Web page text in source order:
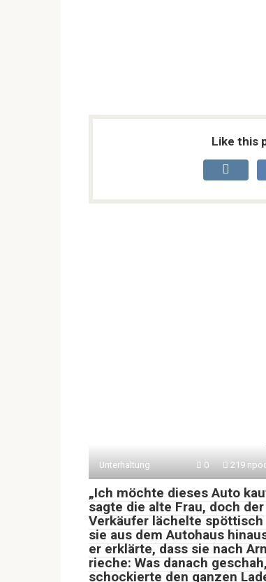
Like this
Unterhaltung 0 219
„Ich möchte dieses Auto
sagte die alte Frau, doch der
Verkäufer lächelte spöttisch
sie aus dem Autohaus
er erklärte, dass sie nach
rieche: Was danach
schockierte den ganzen